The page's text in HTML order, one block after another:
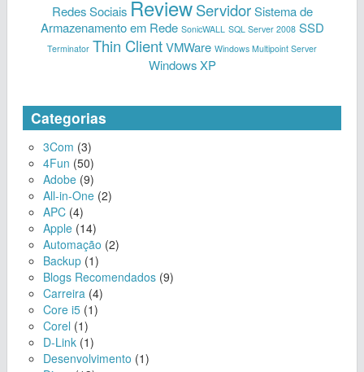
Redes Sociais Review Servidor Sistema de
Armazenamento em Rede SonicWALL SQL Server 2008 SSD
Terminator Thin ClientVMWare Windows Multipoint Server
Windows XP
Categorias
3Com (3)
4Fun (50)
Adobe (9)
All-in-One (2)
APC (4)
Apple (14)
Automação (2)
Backup (1)
Blogs Recomendados (9)
Carreira (4)
Core i5 (1)
Corel (1)
D-Link (1)
Desenvolvimento (1)